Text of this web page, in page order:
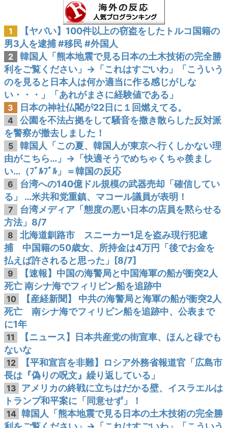
1
【ヤバい】100件以上の窃盗をしたトルコ国籍の
男3人を逮捕 #移民 #外国人
2
韓国人「熊本地震で見る日本の土木技術の完全勝
利をご覧ください」→「これはすごいわ」「こういう
のを見ると日本人は何か適当に作る感じがしな
い・・・」「あれがまさに経験値である」
3 日本の神社仏閣が22日に１回燃えてる。
4
公園を不法占拠をして騒音を撒き散らした反対派
を警察が撤去しました！
5
韓国人「この夏、韓国人が東京へ行くしかない理
由がこちら…」→「快適そうでめちゃくちゃ羨まし
い…（ﾌﾞﾙﾌﾞﾙ」＝韓国の反応
6
台湾への140億ドル規模の武器売却「確信してい
る」 …米共和党重鎮、マコール議員が表明！
7
台湾メディア「態度の悪い日本の店員を黙らせる
方法」8/7
8
北海道釧路市 スニーカー1足を盗み現行犯逮
捕 中国籍の50歳女、所持金は4万円「後でお金を
払えば許されると思った」[8/7]
9
【速報】中国の海警局と中国海軍の船が衝突2人
死亡 南シナ海でフィリピン船を追跡中
10
【産経新聞】 中共の海警局と海軍の船が衝突2人
死亡 南シナ海でフィリピン船を追跡中、公表まで
に1年
11
【ニュース】日本共産党の街宣車、ほんと碌でも
ないな
12
【平和宣言を非難】ロシア外務省報道官「広島市
長は『偽りの呪文』繰り返している」
13 アメリカの終戦に立ちはだかる壁、イスラエルは
トランプ和平案に「同意せず」！
14 韓国人「熊本地震で見る日本の土木技術の完全勝